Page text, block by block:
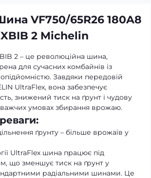
VF750/65R26 180A8
2 Michelin
2 – це революційна шина,
для сучасних комбайнів із
Завдяки передовій
UltraFlex, вона забезпечує
знижений тиск на ґрунт і чудову
умовах збирання врожаю.
ґрунту – більше врожаїв у
UltraFlex шина працює під
що зменшує тиск на ґрунт у
радіальними шинами. Це